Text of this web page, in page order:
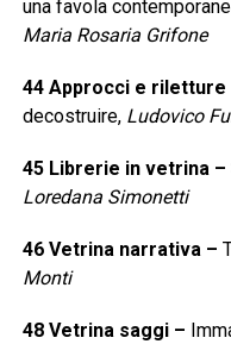
una favola
Maria Rosaria Grifone
44 Approcci e riletture
decostruire, Ludovico
45 Librerie in vetrina–
Loredana Simonetti
46 Vetrina narrativa–
Monti
48 Vetrina saggi–